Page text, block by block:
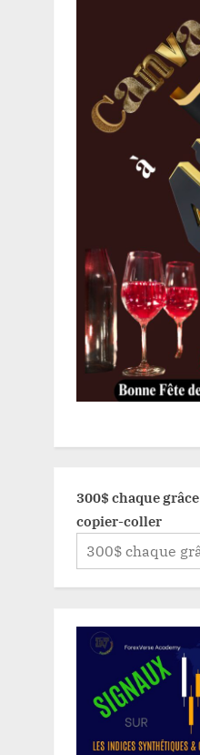
300$ chaque
copier-coller